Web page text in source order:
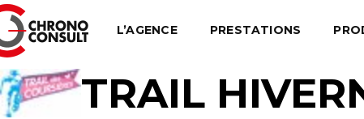
L’AGENCE PRESTATIONS
TRAIL